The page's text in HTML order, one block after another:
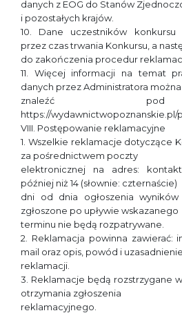
danych z EOG do Stanów
i pozostałych krajów.
10. Dane uczestników konkursu
przez czas trwania Konkursu, a
do zakończenia procedur
11. Więcej informacji na temat
danych przez Administratora można
znaleźć
https://
VIII. Postępowanie reklamacyjne
1. Wszelkie reklamacje dotyczące
za pośrednictwem poczty
elektronicznej na adres:
później niż 14 (słownie: czternaście)
dni od dnia ogłoszenia wyników
zgłoszone po upływie wskazanego
terminu nie będą rozpatrywane.
2. Reklamacja powinna zawierać:
mail oraz opis, powód i uzasadnienie
reklamacji.
3. Reklamacje będą rozstrzygane
otrzymania zgłoszenia
reklamacyjnego.